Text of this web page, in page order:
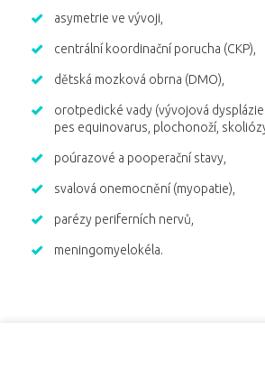
asymetrie ve vývoji,
centrální koordinační porucha (CKP),
dětská mozková obrna (DMO),
orotpedické vady (vývojová dysplázie
pes equinovarus, plochonoží, skoliózy
poúrazové a pooperační stavy,
svalová onemocnění (myopatie),
parézy periferních nervů,
meningomyelokéla.